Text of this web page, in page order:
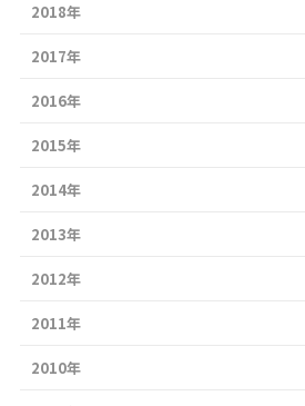
2018年
2017年
2016年
2015年
2014年
2013年
2012年
2011年
2010年